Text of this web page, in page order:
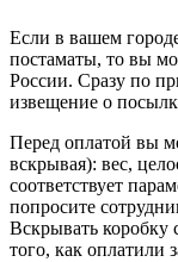
Если в вашем
постаматы, то вы
России. Сразу по
извещение о
Перед оплатой вы
вскрывая): вес,
соответствует
попросите
Вскрывать коробку
того, как оплатили